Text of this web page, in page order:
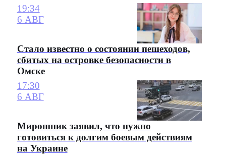
19:34
6 АВГ
Стало известно о состоянии пешеходов,
сбитых на островке безопасности в
Омске
17:30
6 АВГ
Мирошник заявил, что нужно
готовиться к долгим боевым действиям
на Украине